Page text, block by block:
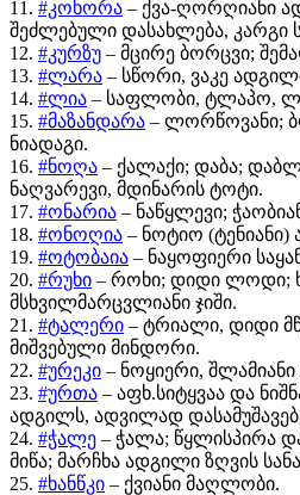
11. #კოხორა – ქვა-ღორღიანი
შეძლებული დასახლება,
12. #კურზუ – მცირე ბორცვი;
13. #ლარა – სწორი, ვაკე
14. #ლია – საფლობი, ტლაპო,
15. #მაზანდარა – ლორწოვანი;
ნიადაგი.
16. #ნოღა – ქალაქი; დაბა;
ნაღვარევი, მდინარის ტოტი.
17. #ონარია – ნაწყლევი;
18. #ონოღია – ნოტიო
19. #ოტობაია – ნაყოფიერი
20. #რუხი – როხი; დიდი ლოდი;
მსხვილმარცვლიანი ჯიში.
21. #ტალერი – ტრიალი, დიდი
მიშვებული მინდორი.
22. #ურეკი – ნოყიერი,
23. #ურთა – აფხ.სიტყვაა და
ადგილს, ადვილად
24. #ჭალე – ჭალა; წყლისპირა
მიწა; მარჩხა ადგილი ზღვის
25. #ხანწკი – ქვიანი მაღლობი.